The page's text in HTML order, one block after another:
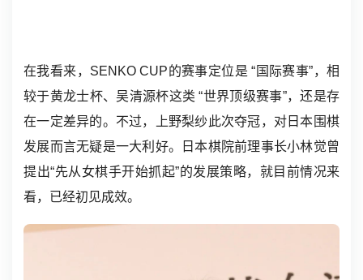
在我看来，SENKO CUP的赛事定位是 “国际赛事”，相
较于黄龙士杯、吴清源杯这类 “世界顶级赛事”，还是存
在一定差异的。不过，上野梨纱此次夺冠，对日本围棋
发展而言无疑是一大利好。日本棋院前理事长小林觉曾
提出“先从女棋手开始抓起”的发展策略，就目前情况来
看，已经初见成效。